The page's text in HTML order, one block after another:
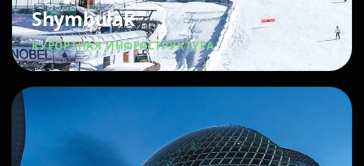
Shymbulak
КУРОРТНАЯ ИНФРАСТРУКТУРА